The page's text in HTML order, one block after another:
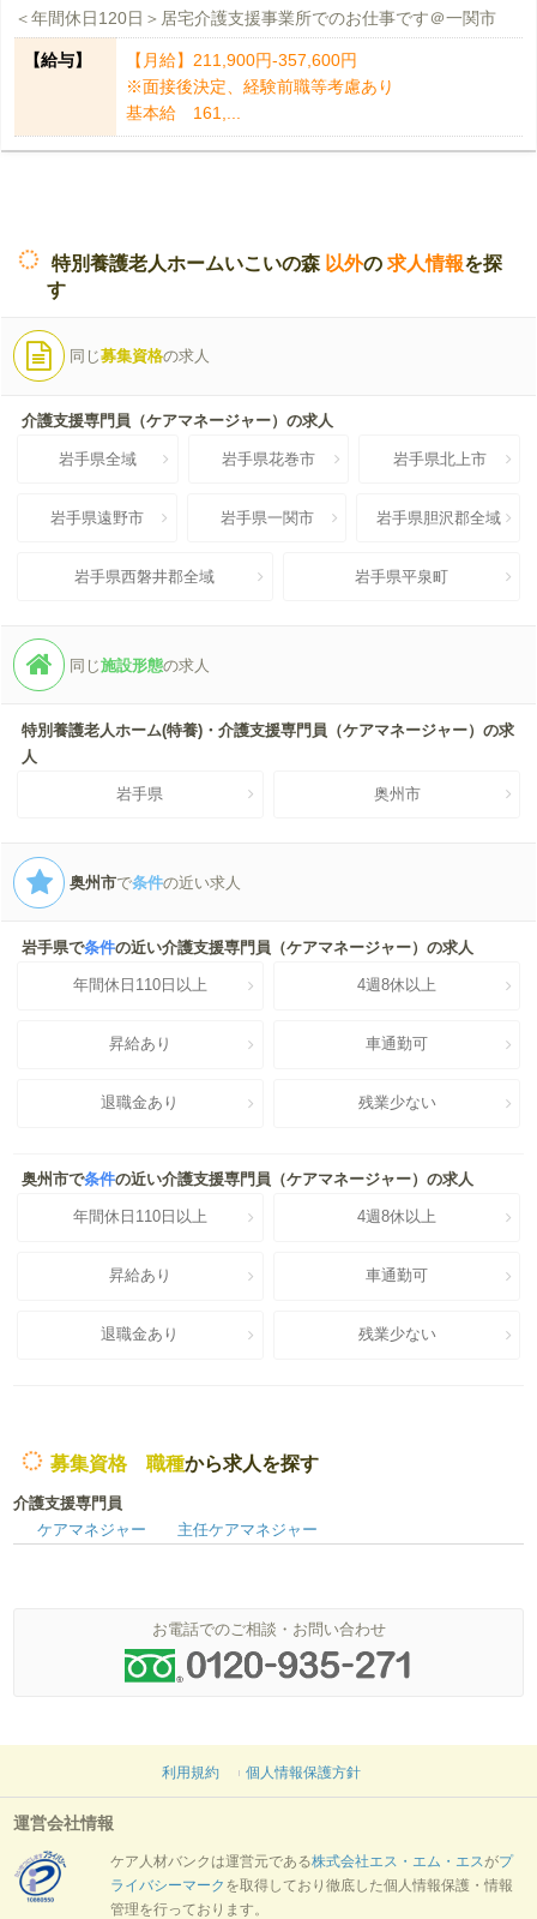
＜年間休日120日＞居宅介護支援事業所でのお仕事です＠一関市
【給与】
【月給】211,900円-357,600円
※面接後決定、経験前職等考慮あり
基本給 161,...
特別養護老人ホームいこいの森 以外の 求人情報を探
す
同じ募集資格の求人
介護支援専門員（ケアマネージャー）の求人
岩手県全域 岩手県花巻市 岩手県北上市
岩手県遠野市 岩手県一関市 岩手県胆沢郡全域
岩手県西磐井郡全域 岩手県平泉町
同じ施設形態の求人
特別養護老人ホーム(特養)・介護支援専門員（ケアマネージャー）の求
人
岩手県 奥州市
奥州市で条件の近い求人
岩手県で条件の近い介護支援専門員（ケアマネージャー）の求人
年間休日110日以上 4週8休以上
昇給あり 車通勤可
退職金あり 残業少ない
奥州市で条件の近い介護支援専門員（ケアマネージャー）の求人
年間休日110日以上 4週8休以上
昇給あり 車通勤可
退職金あり 残業少ない
募集資格 職種から求人を探す
介護支援専門員
ケアマネジャー
主任ケアマネジャー
お電話でのご相談・お問い合わせ
利用規約 個人情報保護方針
運営会社情報
ケア人材バンクは運営元である株式会社エス・エム・エスがプ
ライバシーマーク を取得しており徹底した個人情報保護・情報
管理を行っております。